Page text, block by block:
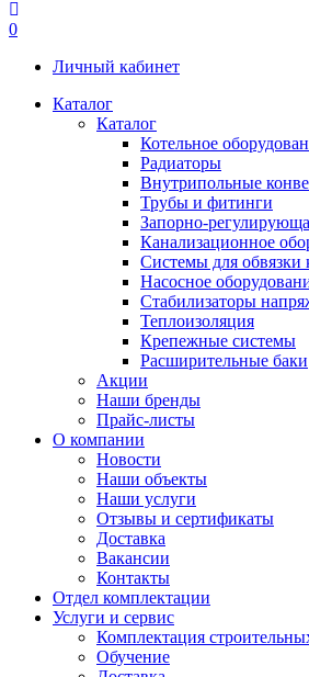
0
Личный кабинет
Каталог
Каталог
Котельное
Радиаторы
Внутрипольные
Трубы и фитинги
Запорно-
Канализационное
Системы для обвязки
Насосное
Стабилизаторы
Теплоизоляция
Крепежные системы
Расширительные баки
Акции
Наши бренды
Прайс-листы
О компании
Новости
Наши объекты
Наши услуги
Отзывы и сертификаты
Доставка
Вакансии
Контакты
Отдел комплектации
Услуги и сервис
Комплектация
Обучение